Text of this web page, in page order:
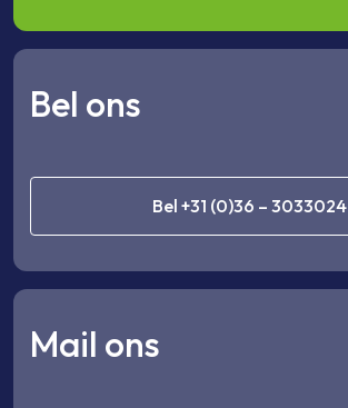
Bel ons
Bel +31 (0)36 – 3033024
Mail ons